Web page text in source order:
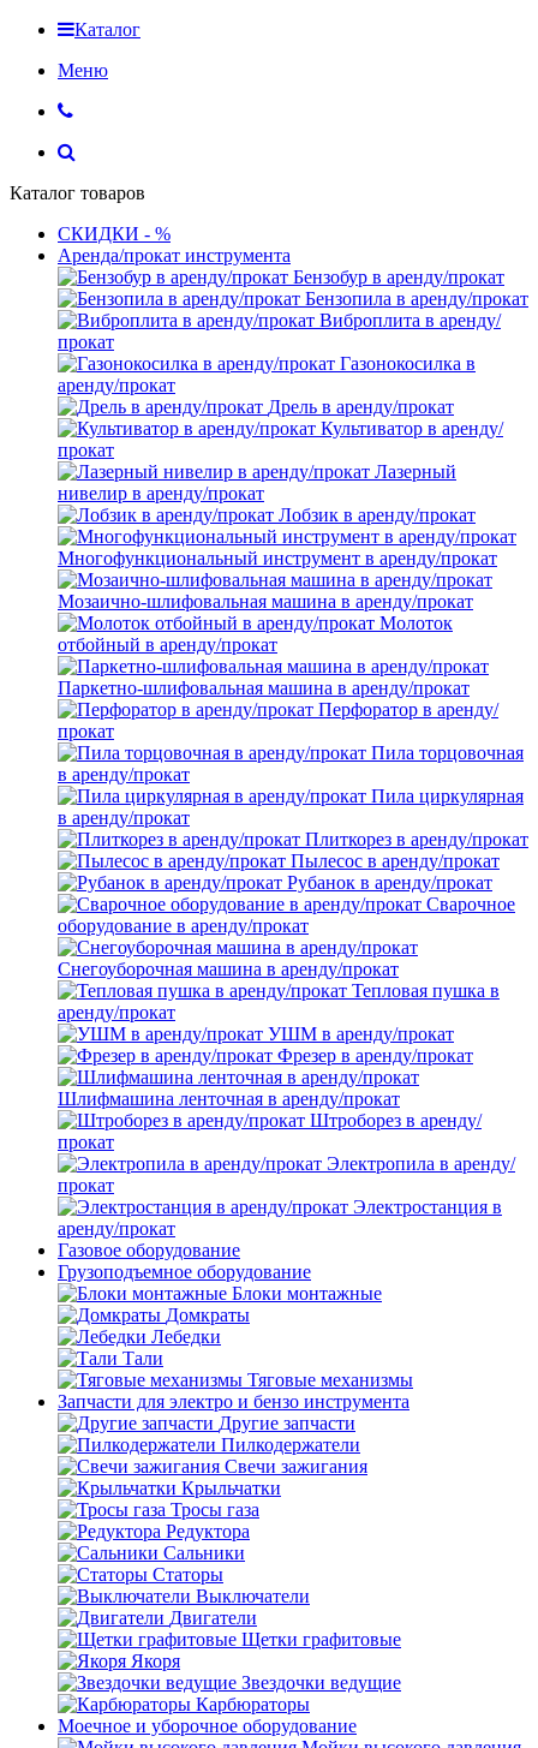
Каталог
Меню
Каталог товаров
СКИДКИ - %
Аренда/прокат инструмента
Бензобур в аренду/прокат
Бензопила в аренду/прокат
Виброплита в аренду/
прокат
Газонокосилка в
аренду/прокат
Дрель в аренду/прокат
Культиватор в аренду/
прокат
Лазерный
нивелир в аренду/прокат
Лобзик в аренду/прокат
Многофункциональный инструмент в аренду/прокат
Мозаично-шлифовальная машина в аренду/прокат
Молоток
отбойный в аренду/прокат
Паркетно-шлифовальная машина в аренду/прокат
Перфоратор в аренду/
прокат
Пила торцовочная
в аренду/прокат
Пила циркулярная
в аренду/прокат
Плиткорез в аренду/прокат
Пылесос в аренду/прокат
Рубанок в аренду/прокат
Сварочное
оборудование в аренду/прокат
Снегоуборочная машина в аренду/прокат
Тепловая пушка в
аренду/прокат
УШМ в аренду/прокат
Фрезер в аренду/прокат
Шлифмашина ленточная в аренду/прокат
Штроборез в аренду/
прокат
Электропила в аренду/
прокат
Электростанция в
аренду/прокат
Газовое оборудование
Грузоподъемное оборудование
Блоки монтажные
Домкраты
Лебедки
Тали
Тяговые механизмы
Запчасти для электро и бензо инструмента
Другие запчасти
Пилкодержатели
Свечи зажигания
Крыльчатки
Тросы газа
Редуктора
Сальники
Статоры
Выключатели
Двигатели
Щетки графитовые
Якоря
Звездочки ведущие
Карбюраторы
Моечное и уборочное оборудование